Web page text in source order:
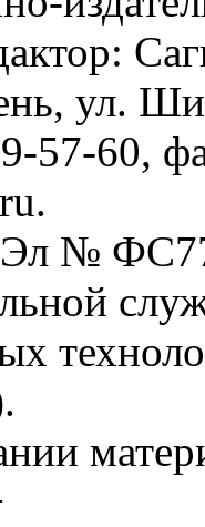
ул.
57-60,
Эл №